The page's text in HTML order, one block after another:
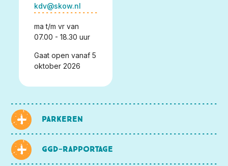
kdv@skow.nl
ma t/m vr van
07.00 - 18.30 uur
Gaat open vanaf 5
oktober 2026
Parkeren
GGD-rapportage